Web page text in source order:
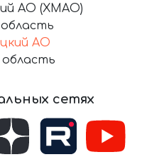
сетях
АО (ХМАО)
область
АО
область